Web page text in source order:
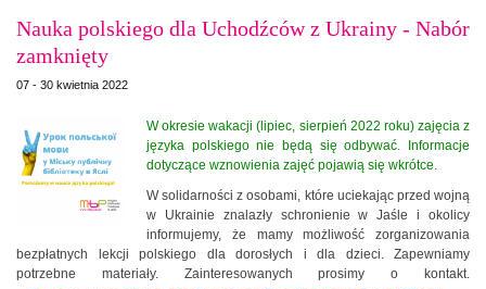
Nauka polskiego dla Uchodźców z Ukrainy - Nabór
zamknięty
07 - 30 kwietnia 2022
W okresie wakacji (lipiec, sierpień 2022 roku) zajęcia z
języka polskiego nie będą się odbywać. Informacje
dotyczące wznowienia zajęć pojawią się wkrótce.
W solidarności z osobami, które uciekając przed wojną
w Ukrainie znalazły schronienie w Jaśle i okolicy
informujemy, że mamy możliwość zorganizowania
bezpłatnych lekcji polskiego dla dorosłych i dla dzieci. Zapewniamy
potrzebne materiały. Zainteresowanych prosimy o kontakt.